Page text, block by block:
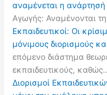
αναμένεται η ανάρτησή
Αγωγής: Αναμένονται
Εκπαιδευτικοί: Οι
μόνιμους διορισμούς
επόμενο διάστημα
εκπαιδευτικούς,
Διορισμοί